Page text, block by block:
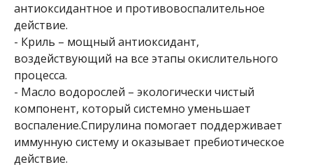
антиоксидантное и противовоспалительное
действие.
- Криль – мощный антиоксидант,
воздействующий на все этапы окислительного
процесса.
- Масло водорослей – экологически чистый
компонент, который системно уменьшает
воспаление.Спирулина помогает поддерживает
иммунную систему и оказывает пребиотическое
действие.